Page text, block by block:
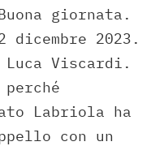
giornata.
dicembre 2023.
Viscardi.
perché
Labriola ha
con un